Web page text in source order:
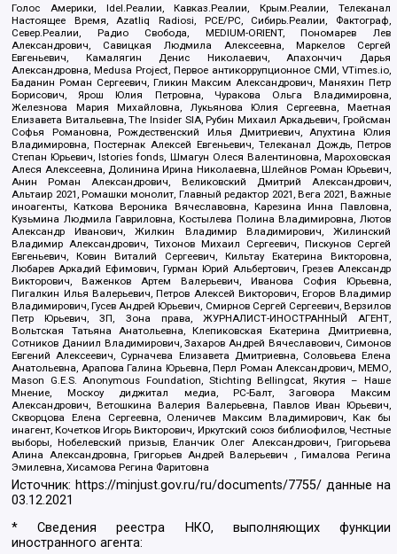
Голос Америки, Idel.Реалии, Кавказ.Реалии, Крым.Реалии, Телеканал
Настоящее Время, Azatliq Radiosi, PCE/PC, Сибирь.Реалии, Фактограф,
Север.Реалии, Радио Свобода, MEDIUM-ORIENT, Пономарев Лев
Александрович, Савицкая Людмила Алексеевна, Маркелов Сергей
Евгеньевич, Камалягин Денис Николаевич, Апахончич Дарья
Александровна, Medusa Project, Первое антикоррупционное СМИ, VTimes.io,
Баданин Роман Сергеевич, Гликин Максим Александрович, Маняхин Петр
Борисович, Ярош Юлия Петровна, Чуракова Ольга Владимировна,
Железнова Мария Михайловна, Лукьянова Юлия Сергеевна, Маетная
Елизавета Витальевна, The Insider SIA, Рубин Михаил Аркадьевич, Гройсман
Софья Романовна, Рождественский Илья Дмитриевич, Апухтина Юлия
Владимировна, Постернак Алексей Евгеньевич, Телеканал Дождь, Петров
Степан Юрьевич, Istories fonds, Шмагун Олеся Валентиновна, Мароховская
Алеся Алексеевна, Долинина Ирина Николаевна, Шлейнов Роман Юрьевич,
Анин Роман Александрович, Великовский Дмитрий Александрович,
Альтаир 2021, Ромашки монолит, Главный редактор 2021, Вега 2021, Важные
иноагенты, Каткова Вероника Вячеславовна, Карезина Инна Павловна,
Кузьмина Людмила Гавриловна, Костылева Полина Владимировна, Лютов
Александр Иванович, Жилкин Владимир Владимирович, Жилинский
Владимир Александрович, Тихонов Михаил Сергеевич, Пискунов Сергей
Евгеньевич, Ковин Виталий Сергеевич, Кильтау Екатерина Викторовна,
Любарев Аркадий Ефимович, Гурман Юрий Альбертович, Грезев Александр
Викторович, Важенков Артем Валерьевич, Иванова София Юрьевна,
Пигалкин Илья Валерьевич, Петров Алексей Викторович, Егоров Владимир
Владимирович, Гусев Андрей Юрьевич, Смирнов Сергей Сергеевич, Верзилов
Петр Юрьевич, ЗП, Зона права, ЖУРНАЛИСТ-ИНОСТРАННЫЙ АГЕНТ,
Вольтская Татьяна Анатольевна, Клепиковская Екатерина Дмитриевна,
Сотников Даниил Владимирович, Захаров Андрей Вячеславович, Симонов
Евгений Алексеевич, Сурначева Елизавета Дмитриевна, Соловьева Елена
Анатольевна, Арапова Галина Юрьевна, Перл Роман Александрович, МЕМО,
Mason G.E.S. Anonymous Foundation, Stichting Bellingcat, Якутия – Наше
Мнение, Москоу диджитал медиа, РС-Балт, Заговора Максим
Александрович, Ветошкина Валерия Валерьевна, Павлов Иван Юрьевич,
Скворцова Елена Сергеевна, Оленичев Максим Владимирович, Как бы
инагент, Кочетков Игорь Викторович, Иркутский союз библиофилов, Честные
выборы, Нобелевский призыв, Еланчик Олег Александрович, Григорьева
Алина Александровна, Григорьев Андрей Валерьевич , Гималова Регина
Эмилевна, Хисамова Регина Фаритовна
Источник: https://minjust.gov.ru/ru/documents/7755/ данные на
03.12.2021
* Сведения реестра НКО, выполняющих функции
иностранного агента: